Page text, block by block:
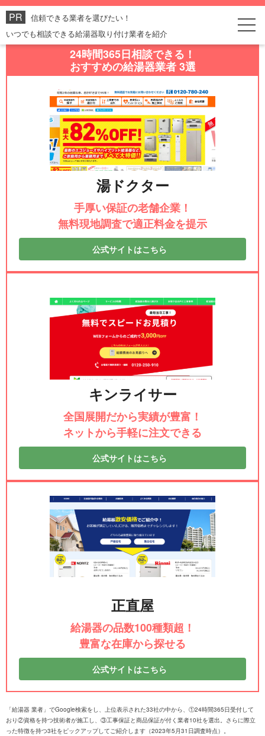
信頼できる業者を選びたい！
いつでも相談できる給湯器取り付け業者を紹介
24時間365日相談できる！
おすすめの給湯器業者 3選
湯ドクター
手厚い保証の老舗企業！
無料現地調査で適正料金を提示
公式サイトはこちら
キンライサー
全国展開だから実績が豊富！
ネットから手軽に注文できる
公式サイトはこちら
正直屋
給湯器の品数100種類超！
豊富な在庫から探せる
公式サイトはこちら
「給湯器 業者」でGoogle検索をし、上位表示された33社の中から、①24時間365日受付して
おり②資格を持つ技術者が施工し、③工事保証と商品保証が付く業者10社を選出。さらに際立
った特徴を持つ3社をピックアップしてご紹介します（2023年5月31日調査時点）。